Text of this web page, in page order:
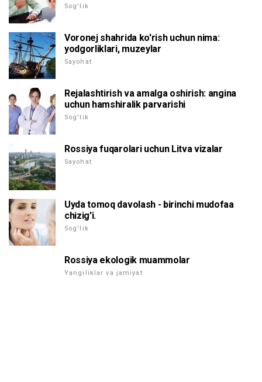
Sog'lik
Voronej shahrida ko'rish uchun nima:
yodgorliklari, muzeylar
Sayohat
Rejalashtirish va amalga oshirish: angina
uchun hamshiralik parvarishi
Sog'lik
Rossiya fuqarolari uchun Litva vizalar
Sayohat
Uyda tomoq davolash - birinchi mudofaa
chizig'i.
Sog'lik
Rossiya ekologik muammolar
Yangiliklar va jamiyat